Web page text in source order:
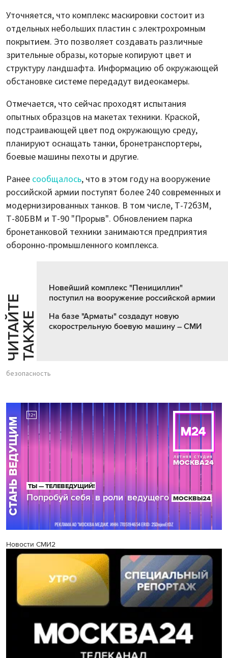
Уточняется, что комплекс маскировки состоит из
отдельных небольших пластин с электрохромным
покрытием. Это позволяет создавать различные
зрительные образы, которые копируют цвет и
структуру ландшафта. Информацию об окружающей
обстановке системе передадут видеокамеры.
Отмечается, что сейчас проходят испытания
опытных образцов на макетах техники. Краской,
подстраивающей цвет под окружающую среду,
планируют оснащать танки, бронетранспортеры,
боевые машины пехоты и другие.
Ранее сообщалось, что в этом году на вооружение
российской армии поступят более 240 современных и
модернизированных танков. В том числе, Т-72б3М,
Т-80БВМ и Т-90 "Прорыв". Обновлением парка
бронетанковой техники занимаются предприятия
оборонно-промышленного комплекса.
Ч
И
Т
АЙ
Т
Е
Т
А
К
ЖЕ
Новейший комплекс "Пенициллин"
поступил на вооружение российской армии
На базе "Арматы" создадут новую
скорострельную боевую машину – СМИ
безопасность
Новости СМИ2